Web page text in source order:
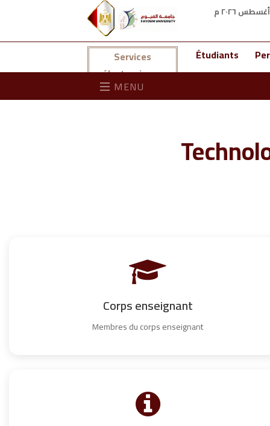
Services
électroniques
Étudiants
MENU
Corps enseignant
Membres du corps enseignant